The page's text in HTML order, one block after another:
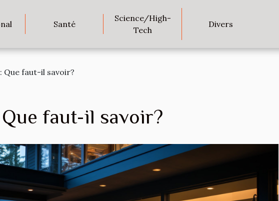
Santé
Science/High-
Tech
Divers
Que faut-il savoir?
faut-il savoir?